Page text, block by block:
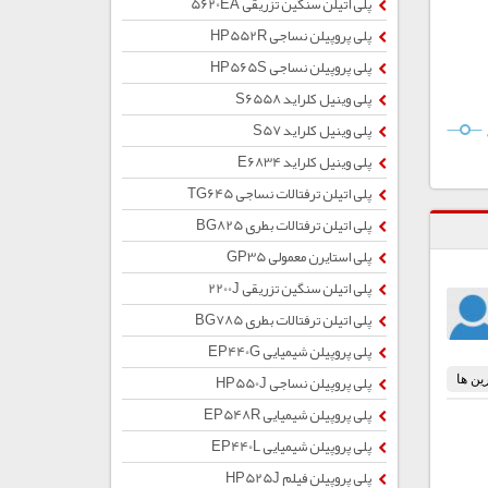
پلی پروپیلن نساجی HP552R
پلی پروپیلن نساجی HP565S
پلی وینیل کلراید S6558
پلی وینیل کلراید S57
پلی وینیل کلراید E6834
پلی اتیلن ترفتالات نساجی TG645
پلی اتیلن ترفتالات بطری BG825
پلی استایرن معمولی GP35
پلی اتیلن سنگین تزریقی 2200J
پلی اتیلن ترفتالات بطری BG785
پلی پروپیلن شیمیایی EP440G
پلی پروپیلن نساجی HP550J
پلی پروپیلن شیمیایی EP548R
پلی پروپیلن شیمیایی EP440L
پلی پروپیلن فیلم HP525J